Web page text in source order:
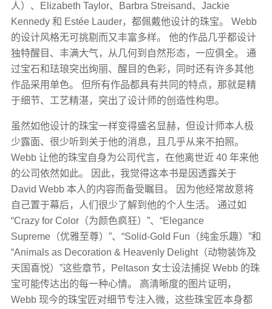
人）、Elizabeth Taylor、Barbra Streisand、Jackie
Kennedy 和 Estée Lauder，都佩戴他设计的珠宝。 Webb
的设计风格无可挑剔而又丰富多样。 他的作品几乎都设计
独特醒目、丰满大气，从几何到自然形态，一应俱全。 通
过宝石和珐琅突出绚丽、醒目的色彩，同时还有许多其他
作品采用单色。 但所有作品都具有共同的特点，那就是精
于细节、工艺精湛，突出了设计师的创造性构思。
虽然如他设计的珠宝一样变得盛名显赫，但设计师本人极
少露面、很少听到关于他的消息，且几乎从来不拍照。
Webb 让他的珠宝自身为公司代言，在他离世近 40 年来他
的公司依然如此。 因此，我觉得这本书是因透露关于
David Webb 本人的内容而备受瞩目。 因为他经常故意将
自己置于幕后，人们很少了解到他的个人生活。 通过如
“Crazy for Color（为颜色疯狂）”、“Elegance
Supreme（优雅至尊）”、“Solid-Gold Fun（纯金乐趣）”和
“Animals as Decoration & Heavenly Delight（动物装饰及
天国喜悦）”这些章节，Peltason 女士设法捕捉 Webb 的珠
宝可能传达出的每一种心情。 高清晰度的图片证明，
Webb 现今的珠宝匠对细节专注入微，这些珠宝匠本身都